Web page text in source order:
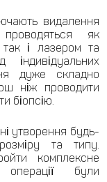
видалення
як
так і лазером та
дуже складно
ніж проводити
біопсію.
утворення будь-
та типу.
комплексне
були